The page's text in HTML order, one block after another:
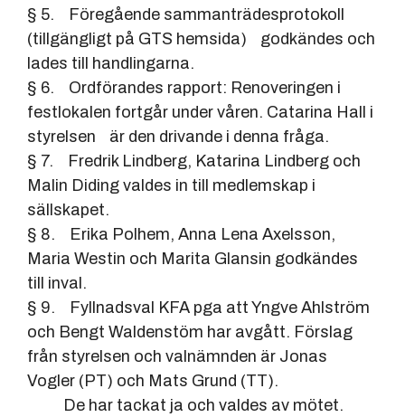
§ 5. Föregående sammanträdesprotokoll
(tillgängligt på GTS hemsida) godkändes och
lades till handlingarna.
§ 6. Ordförandes rapport: Renoveringen i
festlokalen fortgår under våren. Catarina Hall i
styrelsen är den drivande i denna fråga.
§ 7. Fredrik Lindberg, Katarina Lindberg och
Malin Diding valdes in till medlemskap i
sällskapet.
§ 8. Erika Polhem, Anna Lena Axelsson,
Maria Westin och Marita Glansin godkändes
till inval.
§ 9. Fyllnadsval KFA pga att Yngve Ahlström
och Bengt Waldenstöm har avgått. Förslag
från styrelsen och valnämnden är Jonas
Vogler (PT) och Mats Grund (TT).
De har tackat ja och valdes av mötet.